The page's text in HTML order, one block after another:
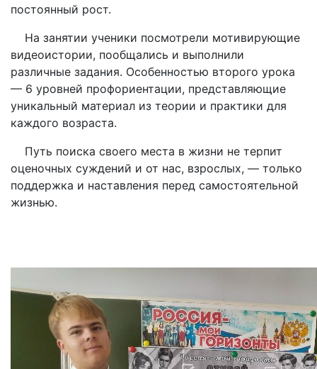
постоянный рост.
На занятии ученики посмотрели мотивирующие
видеоистории, пообщались и выполнили
различные задания. Особенностью второго урока
— 6 уровней профориентации, представляющие
уникальный материал из теории и практики для
каждого возраста.
Путь поиска своего места в жизни не терпит
оценочных суждений и от нас, взрослых, — только
поддержка и наставления перед самостоятельной
жизнью.